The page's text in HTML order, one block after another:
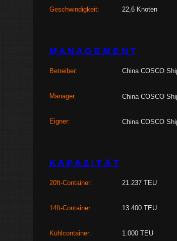
Geschwindigkeit: 22,6 Knoten
M A N A G E M E N T
Betreiber: China COSCO
Manager: China COSCO
Eigner: China COSCO
K A P A Z I T Ä T
20ft-Container: 21.237 TEU
14ft-Container: 13.400 TEU
Kühlcontainer: 1.000 TEU